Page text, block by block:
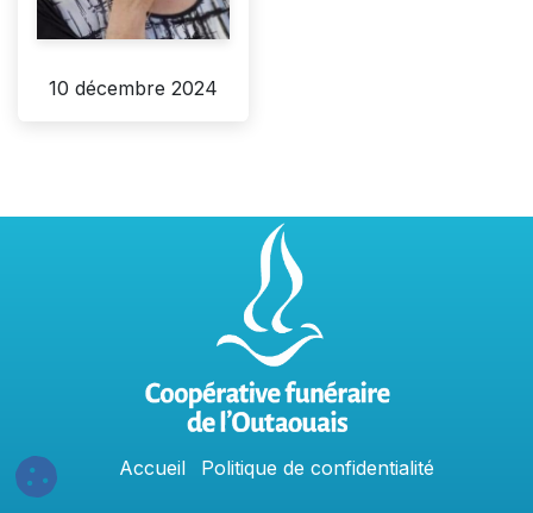
10 décembre 2024
Accue​il Politique​​ de confidentialit​é